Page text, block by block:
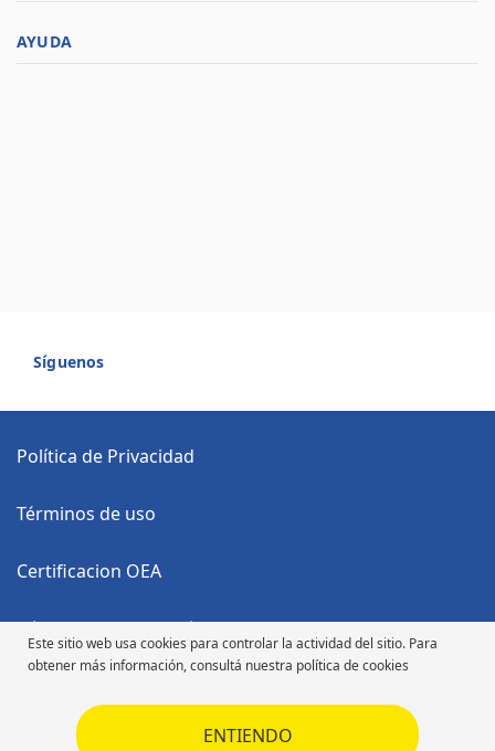
Este sitio web usa cookies para controlar la actividad del sitio. Para
obtener más información, consultá nuestra política de cookies
ENTIENDO
AYUDA
Síguenos
Política de Privacidad
Términos de uso
Certificacion OEA
Código Anticorrupción
Código de Ética